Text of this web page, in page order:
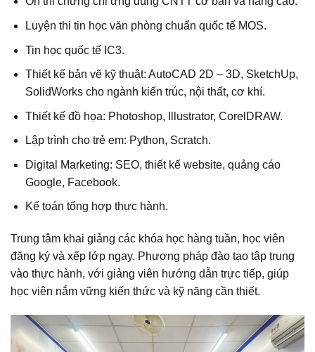
Luyện thi tin học văn phòng chuẩn quốc tế MOS.
Tin học quốc tế IC3.
Thiết kế bản vẽ kỹ thuật: AutoCAD 2D – 3D, SketchUp,
SolidWorks cho ngành kiến trúc, nội thất, cơ khí.
Thiết kế đồ họa: Photoshop, Illustrator, CorelDRAW.
Lập trình cho trẻ em: Python, Scratch.
Digital Marketing: SEO, thiết kế website, quảng cáo
Google, Facebook.
Kế toán tổng hợp thực hành.
Trung tâm khai giảng các khóa học hàng tuần, học viên
đăng ký và xếp lớp ngay. Phương pháp đào tạo tập trung
vào thực hành, với giảng viên hướng dẫn trực tiếp, giúp
học viên nắm vững kiến thức và kỹ năng cần thiết.